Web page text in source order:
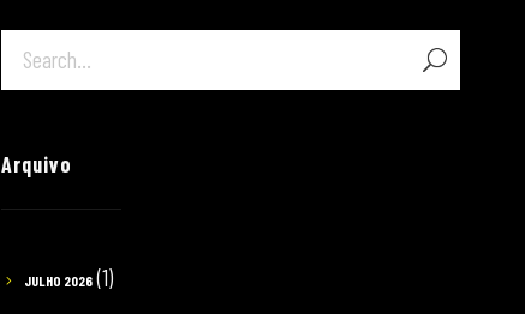
Arquivo
JULHO 2026 (1)